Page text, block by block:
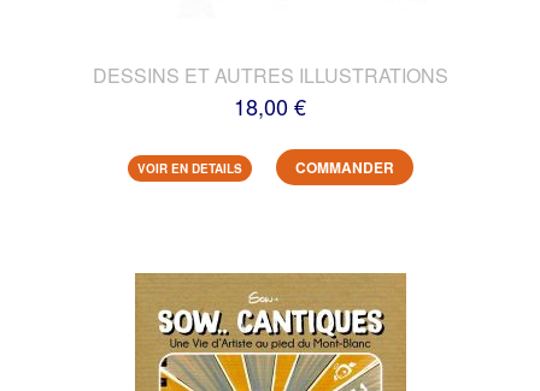
DESSINS ET AUTRES ILLUSTRATIONS
18,00 €
VOIR EN DETAILS COMMANDER